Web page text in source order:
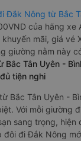
Đắk Nông từ Bắc
của hãng xe
mãi, giá vé
giường nằm này
Bắc Tân Uyên -
tiện nghi
Bắc Tân Uyên -
Với mỗi giường
sang trọng, hiện
đôi đi Đắk Nông